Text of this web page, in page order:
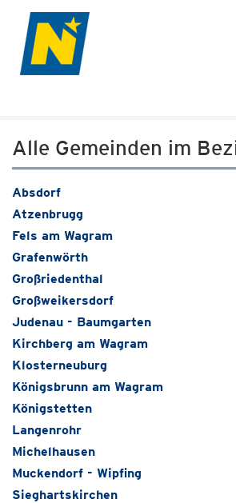
Alle Gemeinden im
Absdorf
Atzenbrugg
Fels am Wagram
Grafenwörth
Großriedenthal
Großweikersdorf
Judenau - Baumgarten
Kirchberg am Wagram
Klosterneuburg
Königsbrunn am Wagram
Königstetten
Langenrohr
Michelhausen
Muckendorf - Wipfing
Sieghartskirchen